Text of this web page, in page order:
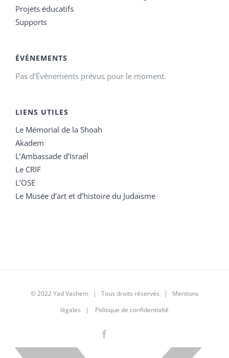
Projets éducatifs
Supports
ÉVÉNEMENTS
Pas d'Évènements prévus pour le moment.
LIENS UTILES
Le Mémorial de la Shoah
Akadem
L’Ambassade d’Israël
Le CRIF
L’OSE
Le Musée d’art et d’histoire du Judaïsme
© 2022 Yad Vashem | Tous droits réservés | Mentions
légales | Politique de confidentialté
X